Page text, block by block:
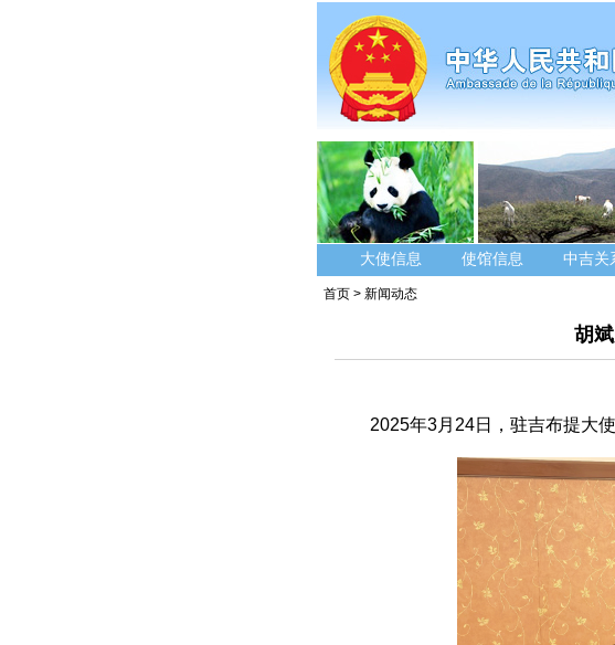
大使信息 使馆信息 中吉关
首页 > 新闻动态
胡
2025年3月24日，驻吉布提大